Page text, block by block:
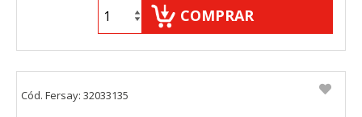
COMPRAR
Cód. Fersay: 32033135